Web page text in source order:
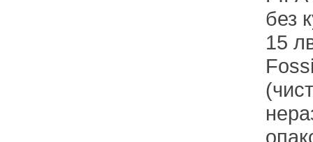
без
15